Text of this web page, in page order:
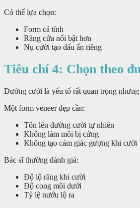
Có thể lựa chọn:
Form cá tính
Răng cửa nổi bật hơn
Nụ cười tạo dấu ấn riêng
Tiêu chí 4: Chọn theo
Đường cười là yếu tố rất quan trọng
Một form veneer đẹp cần:
Tôn lên đường cười tự nhiên
Không làm môi bị cứng
Không tạo cảm giác gượng khi cười
Bác sĩ thường đánh giá:
Độ lộ răng khi cười
Độ cong môi dưới
Tỷ lệ nướu lộ ra